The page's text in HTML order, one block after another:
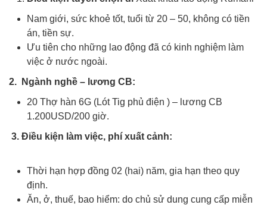
Nam giới, sức khoẻ tốt, tuổi từ 20 – 50, không có tiền
án, tiền sự.
Ưu tiên cho những lao động đã có kinh nghiệm làm
việc ở nước ngoài.
2. Ngành nghề – lương CB:
20 Thợ hàn 6G (Lót Tig phủ điện ) – lương CB
1.200USD/200 giờ.
3. Điều kiện làm việc, phí xuất cảnh:
Thời hạn hợp đồng 02 (hai) năm, gia hạn theo quy
định.
Ăn, ở, thuế, bao hiểm: do chủ sử dung cung cấp miễn